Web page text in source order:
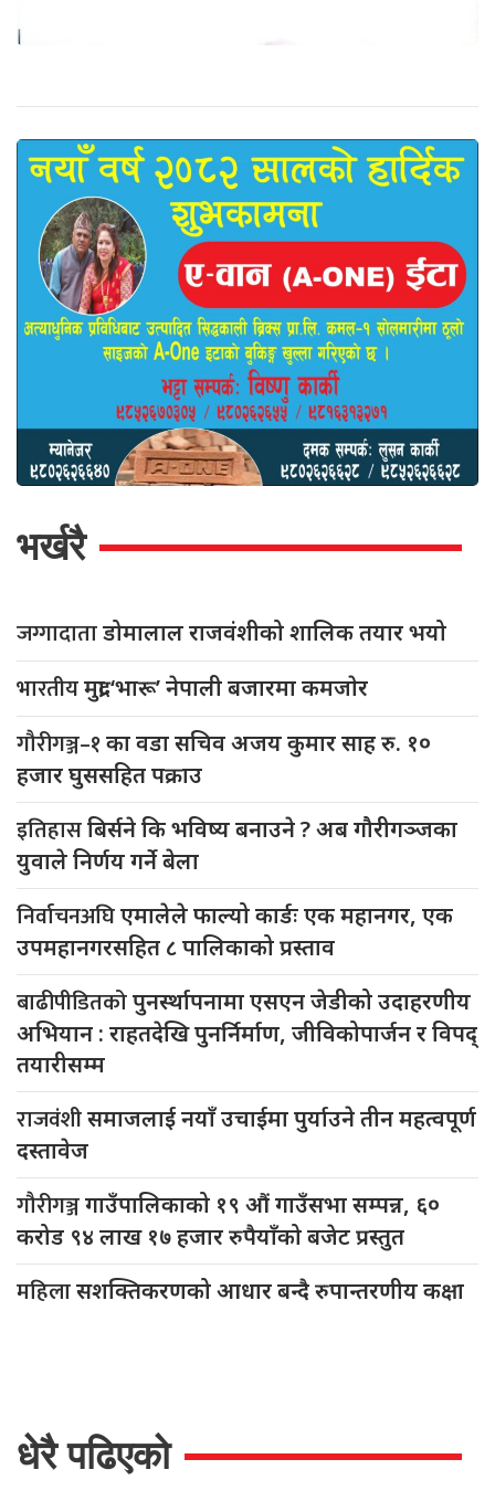
भर्खरै
जग्गादाताडोमालाल राजवंशीको शालिक तयार भयो
भारतीयमुद्रा ‘भारू’ नेपाली बजारमा कमजाेर
गौरीगञ्ज–१का वडा सचिव अजय कुमार साह रु. १०
हजार घुससहित पक्राउ
इतिहासबिर्सने कि भविष्य बनाउने ? अब गौरीगञ्जका
युवाले निर्णय गर्ने बेला
निर्वाचनअघिएमालेले फाल्यो कार्डः एक महानगर, एक
उपमहानगरसहित ८ पालिकाको प्रस्ताव
बाढीपीडितकोपुनर्स्थापनामा एसएन जेडीको उदाहरणीय
अभियान : राहतदेखि पुनर्निर्माण, जीविकोपार्जन र विपद्
तयारीसम्म
राजवंशीसमाजलाई नयाँ उचाईमा पुर्याउने तीन महत्वपूर्ण
दस्तावेज
गौरीगञ्जगाउँपालिकाको १९ औं गाउँसभा सम्पन्न, ६०
करोड ९४ लाख १७ हजार रुपैयाँको बजेट प्रस्तुत
महिलासशक्तिकरणको आधार बन्दै रुपान्तरणीय कक्षा
धेरै पढिएको